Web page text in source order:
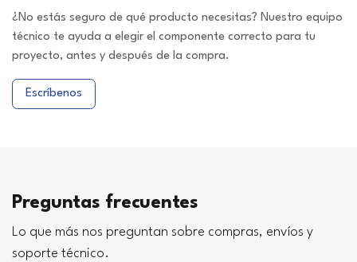
¿No estás seguro de qué producto necesitas? Nuestro equipo
técnico te ayuda a elegir el componente correcto para tu
proyecto, antes y después de la compra.
Escríbenos
Preguntas frecuentes
Lo que más nos preguntan sobre compras, envíos y
soporte técnico.